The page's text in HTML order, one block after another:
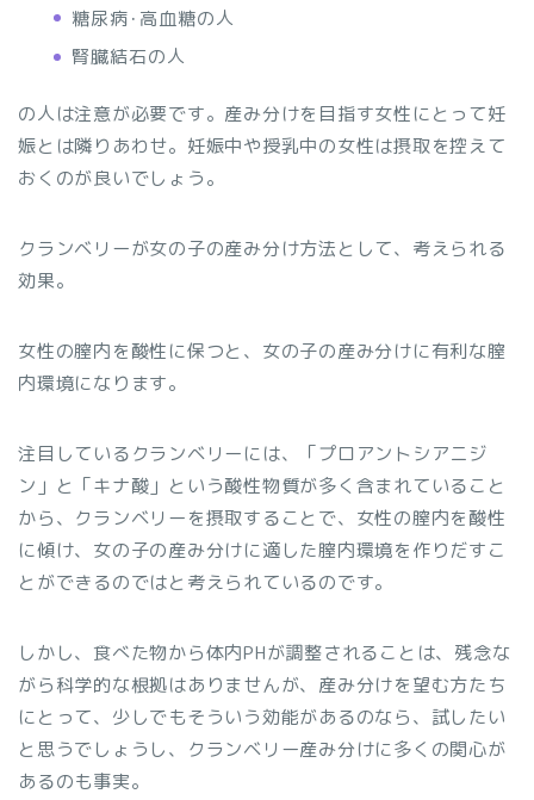
糖尿病･高血糖の人
腎臓結石の人
の人は注意が必要です。産み分けを目指す女性にとって妊
娠とは隣りあわせ。妊娠中や授乳中の女性は摂取を控えて
おくのが良いでしょう。
クランベリーが女の子の産み分け方法として、考えられる
効果。
女性の膣内を酸性に保つと、女の子の産み分けに有利な膣
内環境になります。
注目しているクランベリーには、「プロアントシアニジ
ン」と「キナ酸」という酸性物質が多く含まれていること
から、クランベリーを摂取することで、女性の膣内を酸性
に傾け、女の子の産み分けに適した膣内環境を作りだすこ
とができるのではと考えられているのです。
しかし、食べた物から体内PHが調整されることは、残念な
がら科学的な根拠はありませんが、産み分けを望む方たち
にとって、少しでもそういう効能があるのなら、試したい
と思うでしょうし、クランベリー産み分けに多くの関心が
あるのも事実。